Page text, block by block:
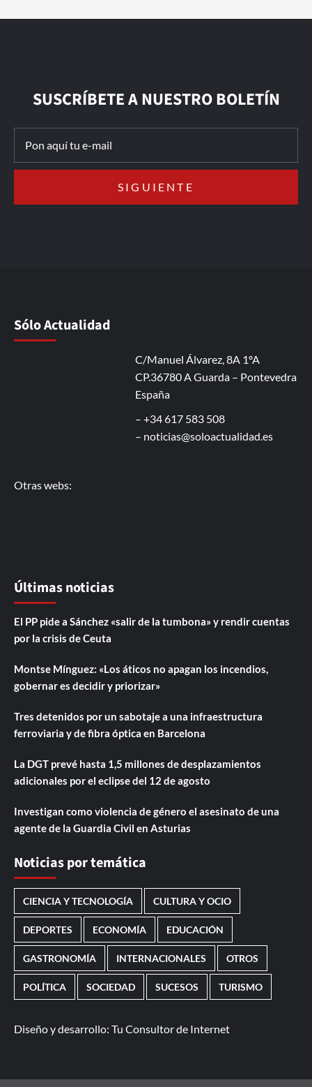
SUSCRÍBETE A NUESTRO BOLETÍN
Sólo Actualidad
C/Manuel Álvarez, 8A 1ºA
CP.36780 A Guarda – Pontevedra
España
– +34 617 583 508
– noticias@soloactualidad.es
Otras webs:
Últimas noticias
El PP pide a Sánchez «salir de la tumbona» y rendir cuentas
por la crisis de Ceuta
Montse Mínguez: «Los áticos no apagan los incendios,
gobernar es decidir y priorizar»
Tres detenidos por un sabotaje a una infraestructura
ferroviaria y de fibra óptica en Barcelona
La DGT prevé hasta 1,5 millones de desplazamientos
adicionales por el eclipse del 12 de agosto
Investigan como violencia de género el asesinato de una
agente de la Guardia Civil en Asturias
Noticias por temática
CIENCIA Y TECNOLOGÍA CULTURA Y OCIO
DEPORTES ECONOMÍA EDUCACIÓN
GASTRONOMÍA INTERNACIONALES OTROS
POLÍTICA SOCIEDAD SUCESOS TURISMO
Diseño y desarrollo: Tu Consultor de Internet